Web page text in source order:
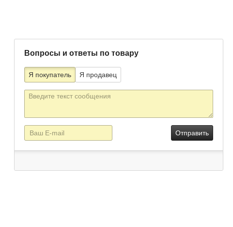
Вопросы и ответы по товару
Я покупатель Я продавец
Текст
E-
mail